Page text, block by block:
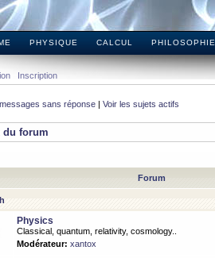
PHYSIQUE CALCUL PHILOSOPHIE
Inscription
sans réponse | Voir les sujets actifs
du forum
Forum
Physics
Classical, quantum, relativity, cosmology..
Modérateur: xantox